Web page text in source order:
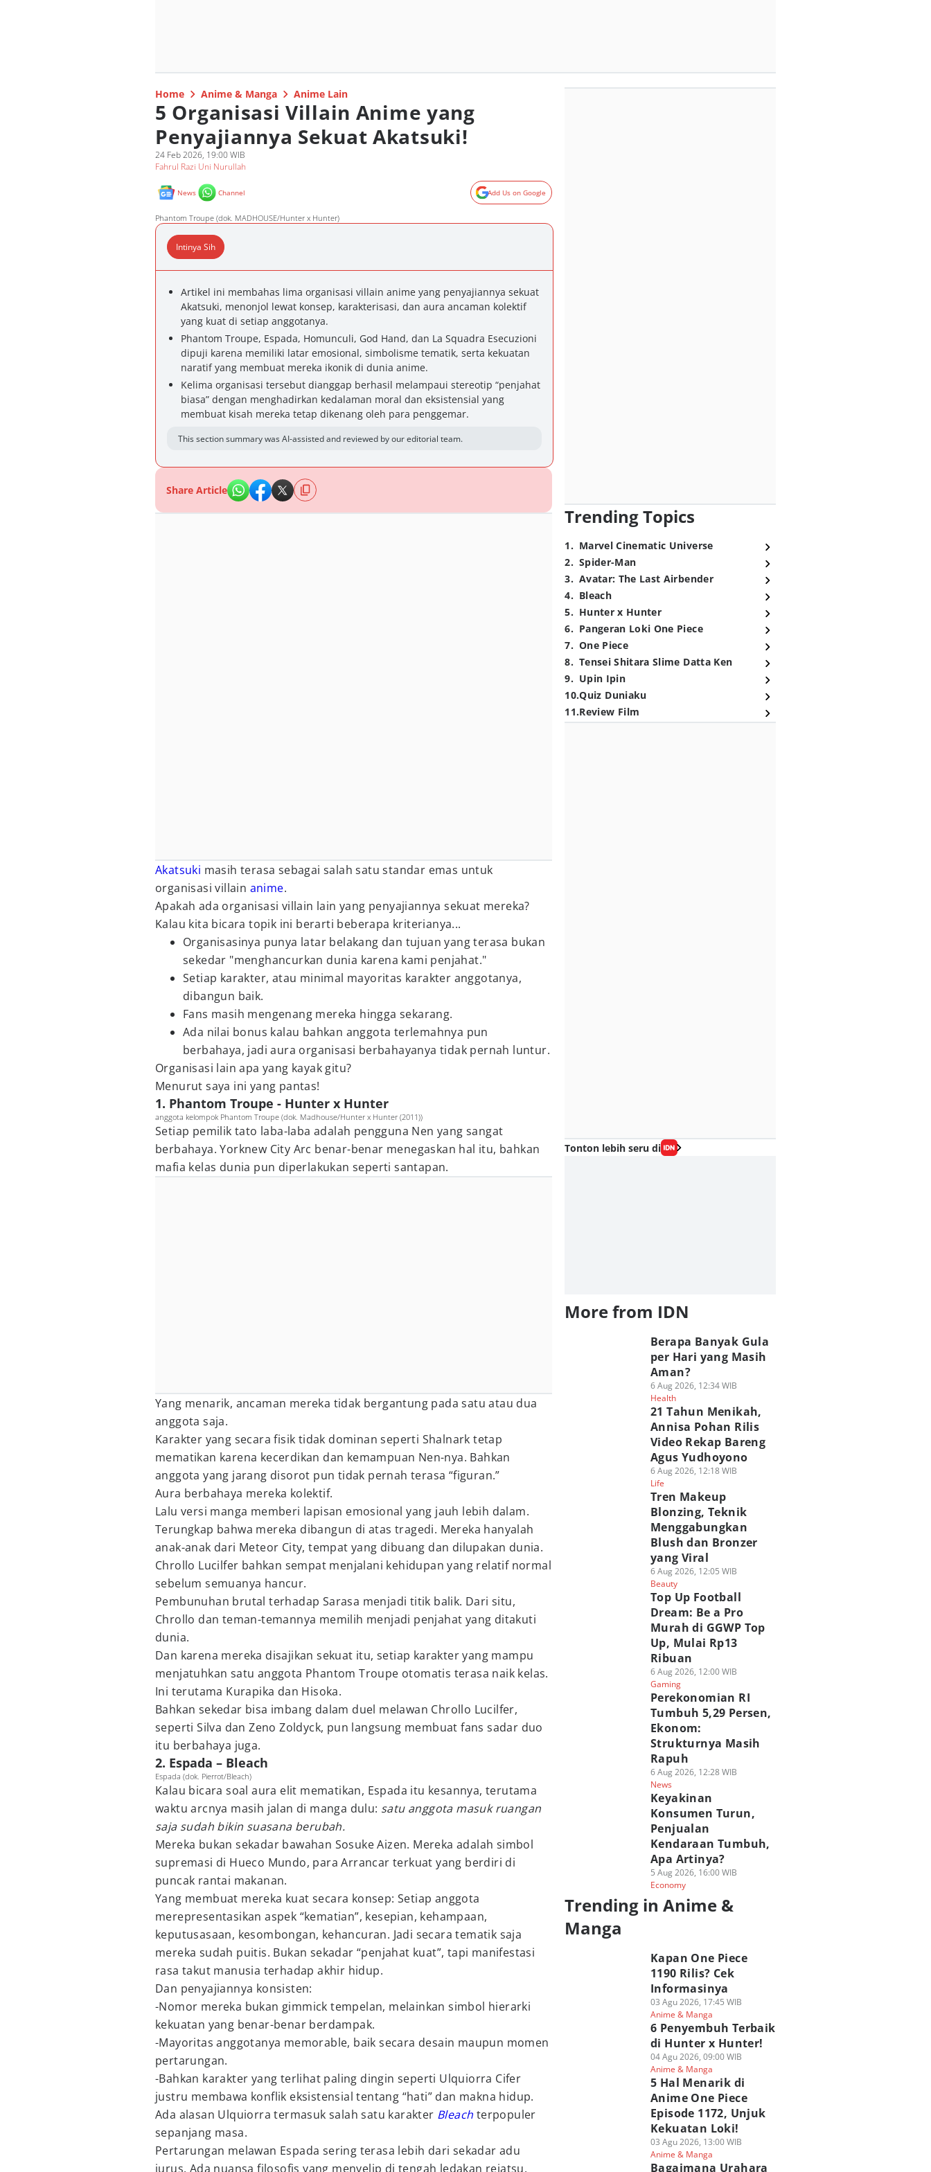
Home Anime & Manga Anime Lain
5 Organisasi Villain Anime yang
Penyajiannya Sekuat Akatsuki!
24 Feb 2026, 19:00 WIB
Fahrul Razi Uni Nurullah
News Channel Add Us on Google
Phantom Troupe (dok. MADHOUSE/Hunter x Hunter)
Intinya Sih
Artikel ini membahas lima organisasi villain anime yang penyajiannya sekuat
Akatsuki, menonjol lewat konsep, karakterisasi, dan aura ancaman kolektif
yang kuat di setiap anggotanya.
Phantom Troupe, Espada, Homunculi, God Hand, dan La Squadra Esecuzioni
dipuji karena memiliki latar emosional, simbolisme tematik, serta kekuatan
naratif yang membuat mereka ikonik di dunia anime.
Kelima organisasi tersebut dianggap berhasil melampaui stereotip “penjahat
biasa” dengan menghadirkan kedalaman moral dan eksistensial yang
membuat kisah mereka tetap dikenang oleh para penggemar.
This section summary was AI-assisted and reviewed by our editorial team.
Share Article
Akatsuki masih terasa sebagai salah satu standar emas untuk
organisasi villain anime.
Apakah ada organisasi villain lain yang penyajiannya sekuat mereka?
Kalau kita bicara topik ini berarti beberapa kriterianya...
Organisasinya punya latar belakang dan tujuan yang terasa bukan
sekedar "menghancurkan dunia karena kami penjahat."
Setiap karakter, atau minimal mayoritas karakter anggotanya,
dibangun baik.
Fans masih mengenang mereka hingga sekarang.
Ada nilai bonus kalau bahkan anggota terlemahnya pun
berbahaya, jadi aura organisasi berbahayanya tidak pernah luntur.
Organisasi lain apa yang kayak gitu?
Menurut saya ini yang pantas!
1. Phantom Troupe - Hunter x Hunter
anggota kelompok Phantom Troupe (dok. Madhouse/Hunter x Hunter (2011))
Setiap pemilik tato laba-laba adalah pengguna Nen yang sangat
berbahaya. Yorknew City Arc benar-benar menegaskan hal itu, bahkan
mafia kelas dunia pun diperlakukan seperti santapan.
Yang menarik, ancaman mereka tidak bergantung pada satu atau dua
anggota saja.
Karakter yang secara fisik tidak dominan seperti Shalnark tetap
mematikan karena kecerdikan dan kemampuan Nen-nya. Bahkan
anggota yang jarang disorot pun tidak pernah terasa “figuran.”
Aura berbahaya mereka kolektif.
Lalu versi manga memberi lapisan emosional yang jauh lebih dalam.
Terungkap bahwa mereka dibangun di atas tragedi. Mereka hanyalah
anak-anak dari Meteor City, tempat yang dibuang dan dilupakan dunia.
Chrollo Lucilfer bahkan sempat menjalani kehidupan yang relatif normal
sebelum semuanya hancur.
Pembunuhan brutal terhadap Sarasa menjadi titik balik. Dari situ,
Chrollo dan teman-temannya memilih menjadi penjahat yang ditakuti
dunia.
Dan karena mereka disajikan sekuat itu, setiap karakter yang mampu
menjatuhkan satu anggota Phantom Troupe otomatis terasa naik kelas.
Ini terutama Kurapika dan Hisoka.
Bahkan sekedar bisa imbang dalam duel melawan Chrollo Lucilfer,
seperti Silva dan Zeno Zoldyck, pun langsung membuat fans sadar duo
itu berbahaya juga.
2. Espada – Bleach
Espada (dok. Pierrot/Bleach)
Kalau bicara soal aura elit mematikan, Espada itu kesannya, terutama
waktu arcnya masih jalan di manga dulu: satu anggota masuk ruangan
saja sudah bikin suasana berubah.
Mereka bukan sekadar bawahan Sosuke Aizen. Mereka adalah simbol
supremasi di Hueco Mundo, para Arrancar terkuat yang berdiri di
puncak rantai makanan.
Yang membuat mereka kuat secara konsep: Setiap anggota
merepresentasikan aspek “kematian”, kesepian, kehampaan,
keputusasaan, kesombongan, kehancuran. Jadi secara tematik saja
mereka sudah puitis. Bukan sekadar “penjahat kuat”, tapi manifestasi
rasa takut manusia terhadap akhir hidup.
Dan penyajiannya konsisten:
-Nomor mereka bukan gimmick tempelan, melainkan simbol hierarki
kekuatan yang benar-benar berdampak.
-Mayoritas anggotanya memorable, baik secara desain maupun momen
pertarungan.
-Bahkan karakter yang terlihat paling dingin seperti Ulquiorra Cifer
justru membawa konflik eksistensial tentang “hati” dan makna hidup.
Ada alasan Ulquiorra termasuk salah satu karakter Bleach terpopuler
sepanjang masa.
Pertarungan melawan Espada sering terasa lebih dari sekadar adu
jurus. Ada nuansa filosofis yang menyelip di tengah ledakan reiatsu.
Trending Topics
1. Marvel Cinematic Universe
2. Spider-Man
3. Avatar: The Last Airbender
4. Bleach
5. Hunter x Hunter
6. Pangeran Loki One Piece
7. One Piece
8. Tensei Shitara Slime Datta Ken
9. Upin Ipin
10.Quiz Duniaku
11.Review Film
Tonton lebih seru di
More from IDN
Berapa Banyak Gula
per Hari yang Masih
Aman?
6 Aug 2026, 12:34 WIB
Health
21 Tahun Menikah,
Annisa Pohan Rilis
Video Rekap Bareng
Agus Yudhoyono
6 Aug 2026, 12:18 WIB
Life
Tren Makeup
Blonzing, Teknik
Menggabungkan
Blush dan Bronzer
yang Viral
6 Aug 2026, 12:05 WIB
Beauty
Top Up Football
Dream: Be a Pro
Murah di GGWP Top
Up, Mulai Rp13
Ribuan
6 Aug 2026, 12:00 WIB
Gaming
Perekonomian RI
Tumbuh 5,29 Persen,
Ekonom:
Strukturnya Masih
Rapuh
6 Aug 2026, 12:28 WIB
News
Keyakinan
Konsumen Turun,
Penjualan
Kendaraan Tumbuh,
Apa Artinya?
5 Aug 2026, 16:00 WIB
Economy
Trending in Anime &
Manga
Kapan One Piece
1190 Rilis? Cek
Informasinya
03 Agu 2026, 17:45 WIB
Anime & Manga
6 Penyembuh Terbaik
di Hunter x Hunter!
04 Agu 2026, 09:00 WIB
Anime & Manga
5 Hal Menarik di
Anime One Piece
Episode 1172, Unjuk
Kekuatan Loki!
03 Agu 2026, 13:00 WIB
Anime & Manga
Bagaimana Urahara